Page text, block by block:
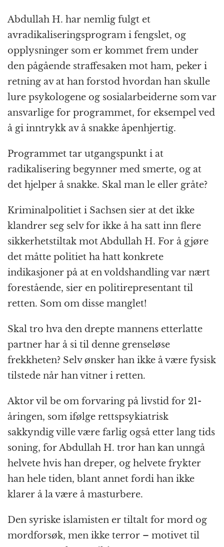
Abdullah H. har nemlig fulgt et
avradikaliseringsprogram i fengslet, og
opplysninger som er kommet frem under
den pågående straffesaken mot ham, peker i
retning av at han forstod hvordan han skulle
lure psykologene og sosialarbeiderne som var
ansvarlige for programmet, for eksempel ved
å gi inntrykk av å snakke åpenhjertig.
Programmet tar utgangspunkt i at
radikalisering begynner med smerte, og at
det hjelper å snakke. Skal man le eller gråte?
Kriminalpolitiet i Sachsen sier at det ikke
klandrer seg selv for ikke å ha satt inn flere
sikkerhetstiltak mot Abdullah H. For å gjøre
det måtte politiet ha hatt konkrete
indikasjoner på at en voldshandling var nært
forestående, sier en politirepresentant til
retten. Som om disse manglet!
Skal tro hva den drepte mannens etterlatte
partner har å si til denne grenseløse
frekkheten? Selv ønsker han ikke å være fysisk
tilstede når han vitner i retten.
Aktor vil be om forvaring på livstid for 21-
åringen, som ifølge rettspsykiatrisk
sakkyndig ville være farlig også etter lang tids
soning, for Abdullah H. tror han kan unngå
helvete hvis han dreper, og helvete frykter
han hele tiden, blant annet fordi han ikke
klarer å la være å masturbere.
Den syriske islamisten er tiltalt for mord og
mordforsøk, men ikke terror – motivet til